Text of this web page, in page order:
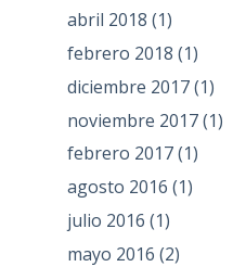
abril 2018 (1)
febrero 2018 (1)
diciembre 2017(1)
noviembre 2017(1)
febrero 2017(1)
agosto 2016 (1)
julio 2016 (1)
mayo 2016 (2)